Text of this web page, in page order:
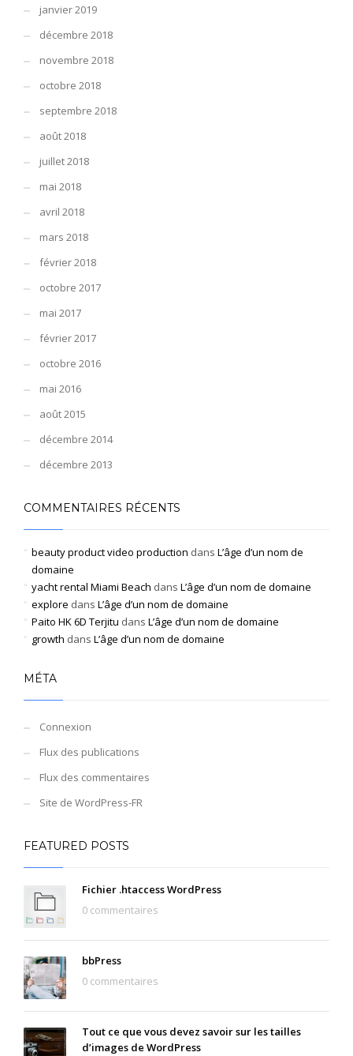
janvier 2019
décembre 2018
novembre 2018
octobre 2018
septembre 2018
août 2018
juillet 2018
mai 2018
avril 2018
mars 2018
février 2018
octobre 2017
mai 2017
février 2017
octobre 2016
mai 2016
août 2015
décembre 2014
décembre 2013
COMMENTAIRES RÉCENTS
beauty product video production dans L’âge d’un nom de
domaine
yacht rental Miami Beach dans L’âge d’un nom de domaine
explore dans L’âge d’un nom de domaine
Paito HK 6D Terjitu dans L’âge d’un nom de domaine
growth dans L’âge d’un nom de domaine
MÉTA
Connexion
Flux des publications
Flux des commentaires
Site de WordPress-FR
FEATURED POSTS
Fichier .htaccess WordPress
0 commentaires
bbPress
0 commentaires
Tout ce que vous devez savoir sur les tailles
d’images de WordPress